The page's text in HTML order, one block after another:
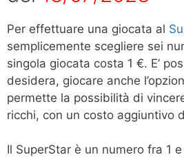
Per effettuare una giocata al
semplicemente scegliere sei
singola giocata costa 1 €. E’
desidera, giocare anche
permette la possibilità di
ricchi, con un costo aggiuntivo
Il SuperStar è un numero fra 1